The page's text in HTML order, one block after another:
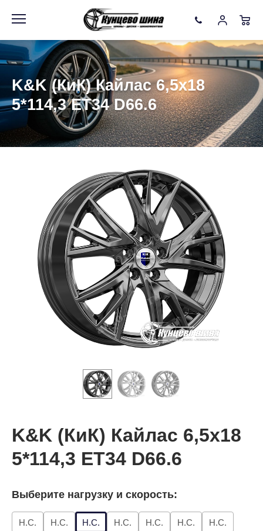
K&K (КиК) Кайлас 6,5x18
5*114,3 ET34 D66.6
K&K (КиК) Кайлас 6,5x18
5*114,3 ET34 D66.6
Выберите нагрузку и скорость:
Н.С. Н.С. Н.С. Н.С. Н.С. Н.С. Н.С.
Информация Фото товара